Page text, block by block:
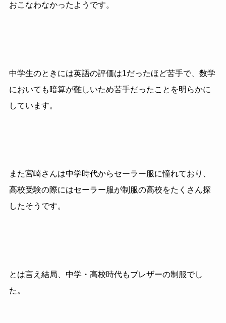
おこなわなかったようです。
中学生のときには英語の評価は1だったほど苦手で、数学
においても暗算が難しいため苦手だったことを明らかに
しています。
また宮崎さんは中学時代からセーラー服に憧れており、
高校受験の際にはセーラー服が制服の高校をたくさん探
したそうです。
とは言え結局、中学・高校時代もブレザーの制服でし
た。